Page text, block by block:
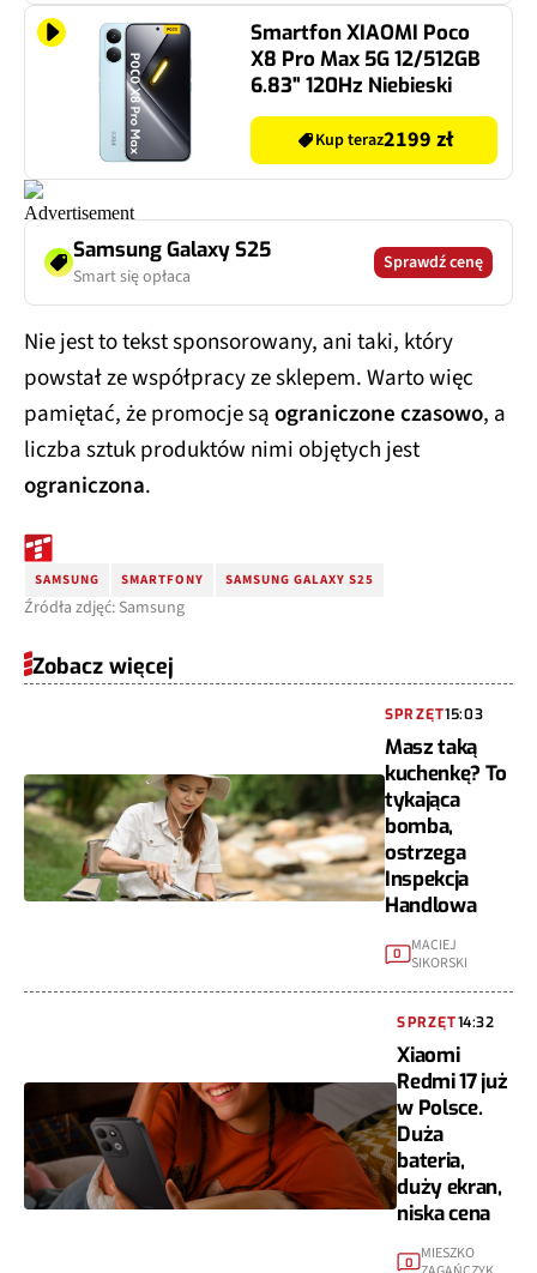
Smartfon XIAOMI Poco
X8 Pro Max 5G 12/512GB
6.83" 120Hz Niebieski
Kup teraz2199 zł
Samsung Galaxy S25
Smart się opłaca
Sprawdź cenę
Nie jest to tekst sponsorowany, ani taki, który
powstał ze współpracy ze sklepem. Warto więc
pamiętać, że promocje sąograniczone czasowo, a
liczba sztuk produktów nimi objętych jest
ograniczona.
SAMSUNG SMARTFONY SAMSUNG GALAXY S25
Źródła zdjęć: Samsung
Zobacz więcej
SPRZĘT15:03
Masz taką
kuchenkę? To
tykająca
bomba,
ostrzega
Inspekcja
Handlowa
0
MACIEJ
SIKORSKI
SPRZĘT14:32
Xiaomi
Redmi 17 już
w Polsce.
Duża
bateria,
duży ekran,
niska cena
0
MIESZKO